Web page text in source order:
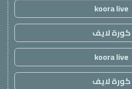
koora live
كورة لايف
koora live
كورة لايف